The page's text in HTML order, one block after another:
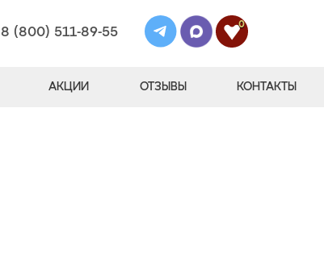
8 (800) 511-89-55
0
АКЦИИ ОТЗЫВЫ КОНТАКТЫ